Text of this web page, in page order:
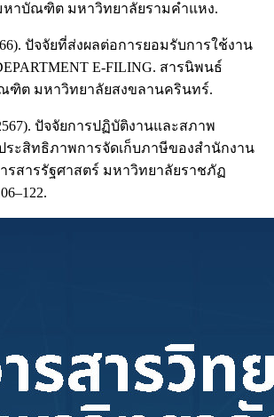
หาบัณฑิต มหาวิทยาลัยรามคำแหง.
ปัจจัยที่ส่งผลต่อการยอมรับการใช้งาน
E-FILING. สารนิพนธ์
ฑิต มหาวิทยาลัยสงขลานครินทร์.
ปัจจัยการปฏิบัติงานและสภาพ
ะสิทธิภาพการจัดเก็บภาษีของสำนักงาน
รสารรัฐศาสตร์ มหาวิทยาลัยราชภัฏ